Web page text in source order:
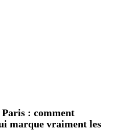
: comment
marque vraiment les